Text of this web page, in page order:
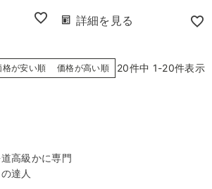
詳細を見る
格が安い順 価格が高い順 20件中 1-20件表示
高級かに専門
達人